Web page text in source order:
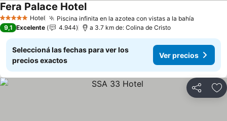
5 Estrellas Hotel Piscina infinita en la azotea con vistas a la bahía
Fera Palace HotelVer precios
9,1 Excelente 4.944 a 3.7 km de: Colina de Cristo
Seleccioná las fechas para ver los
precios exactos
Ver precios
Compartir